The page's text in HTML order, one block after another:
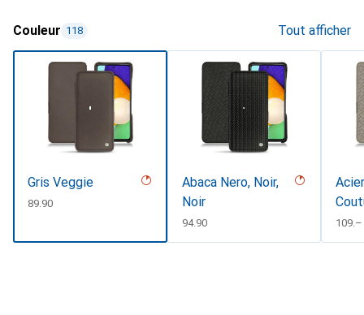
Couleur 118 Tout afficher
Gris Veggie
CHF
89.90
Abaca Nero, Noir,
Noir
CHF
94.90 CHF
109.–